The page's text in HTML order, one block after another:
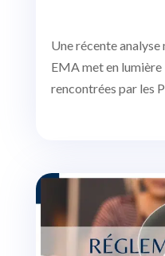
Une récente analyse
EMA met en
rencontrées par les